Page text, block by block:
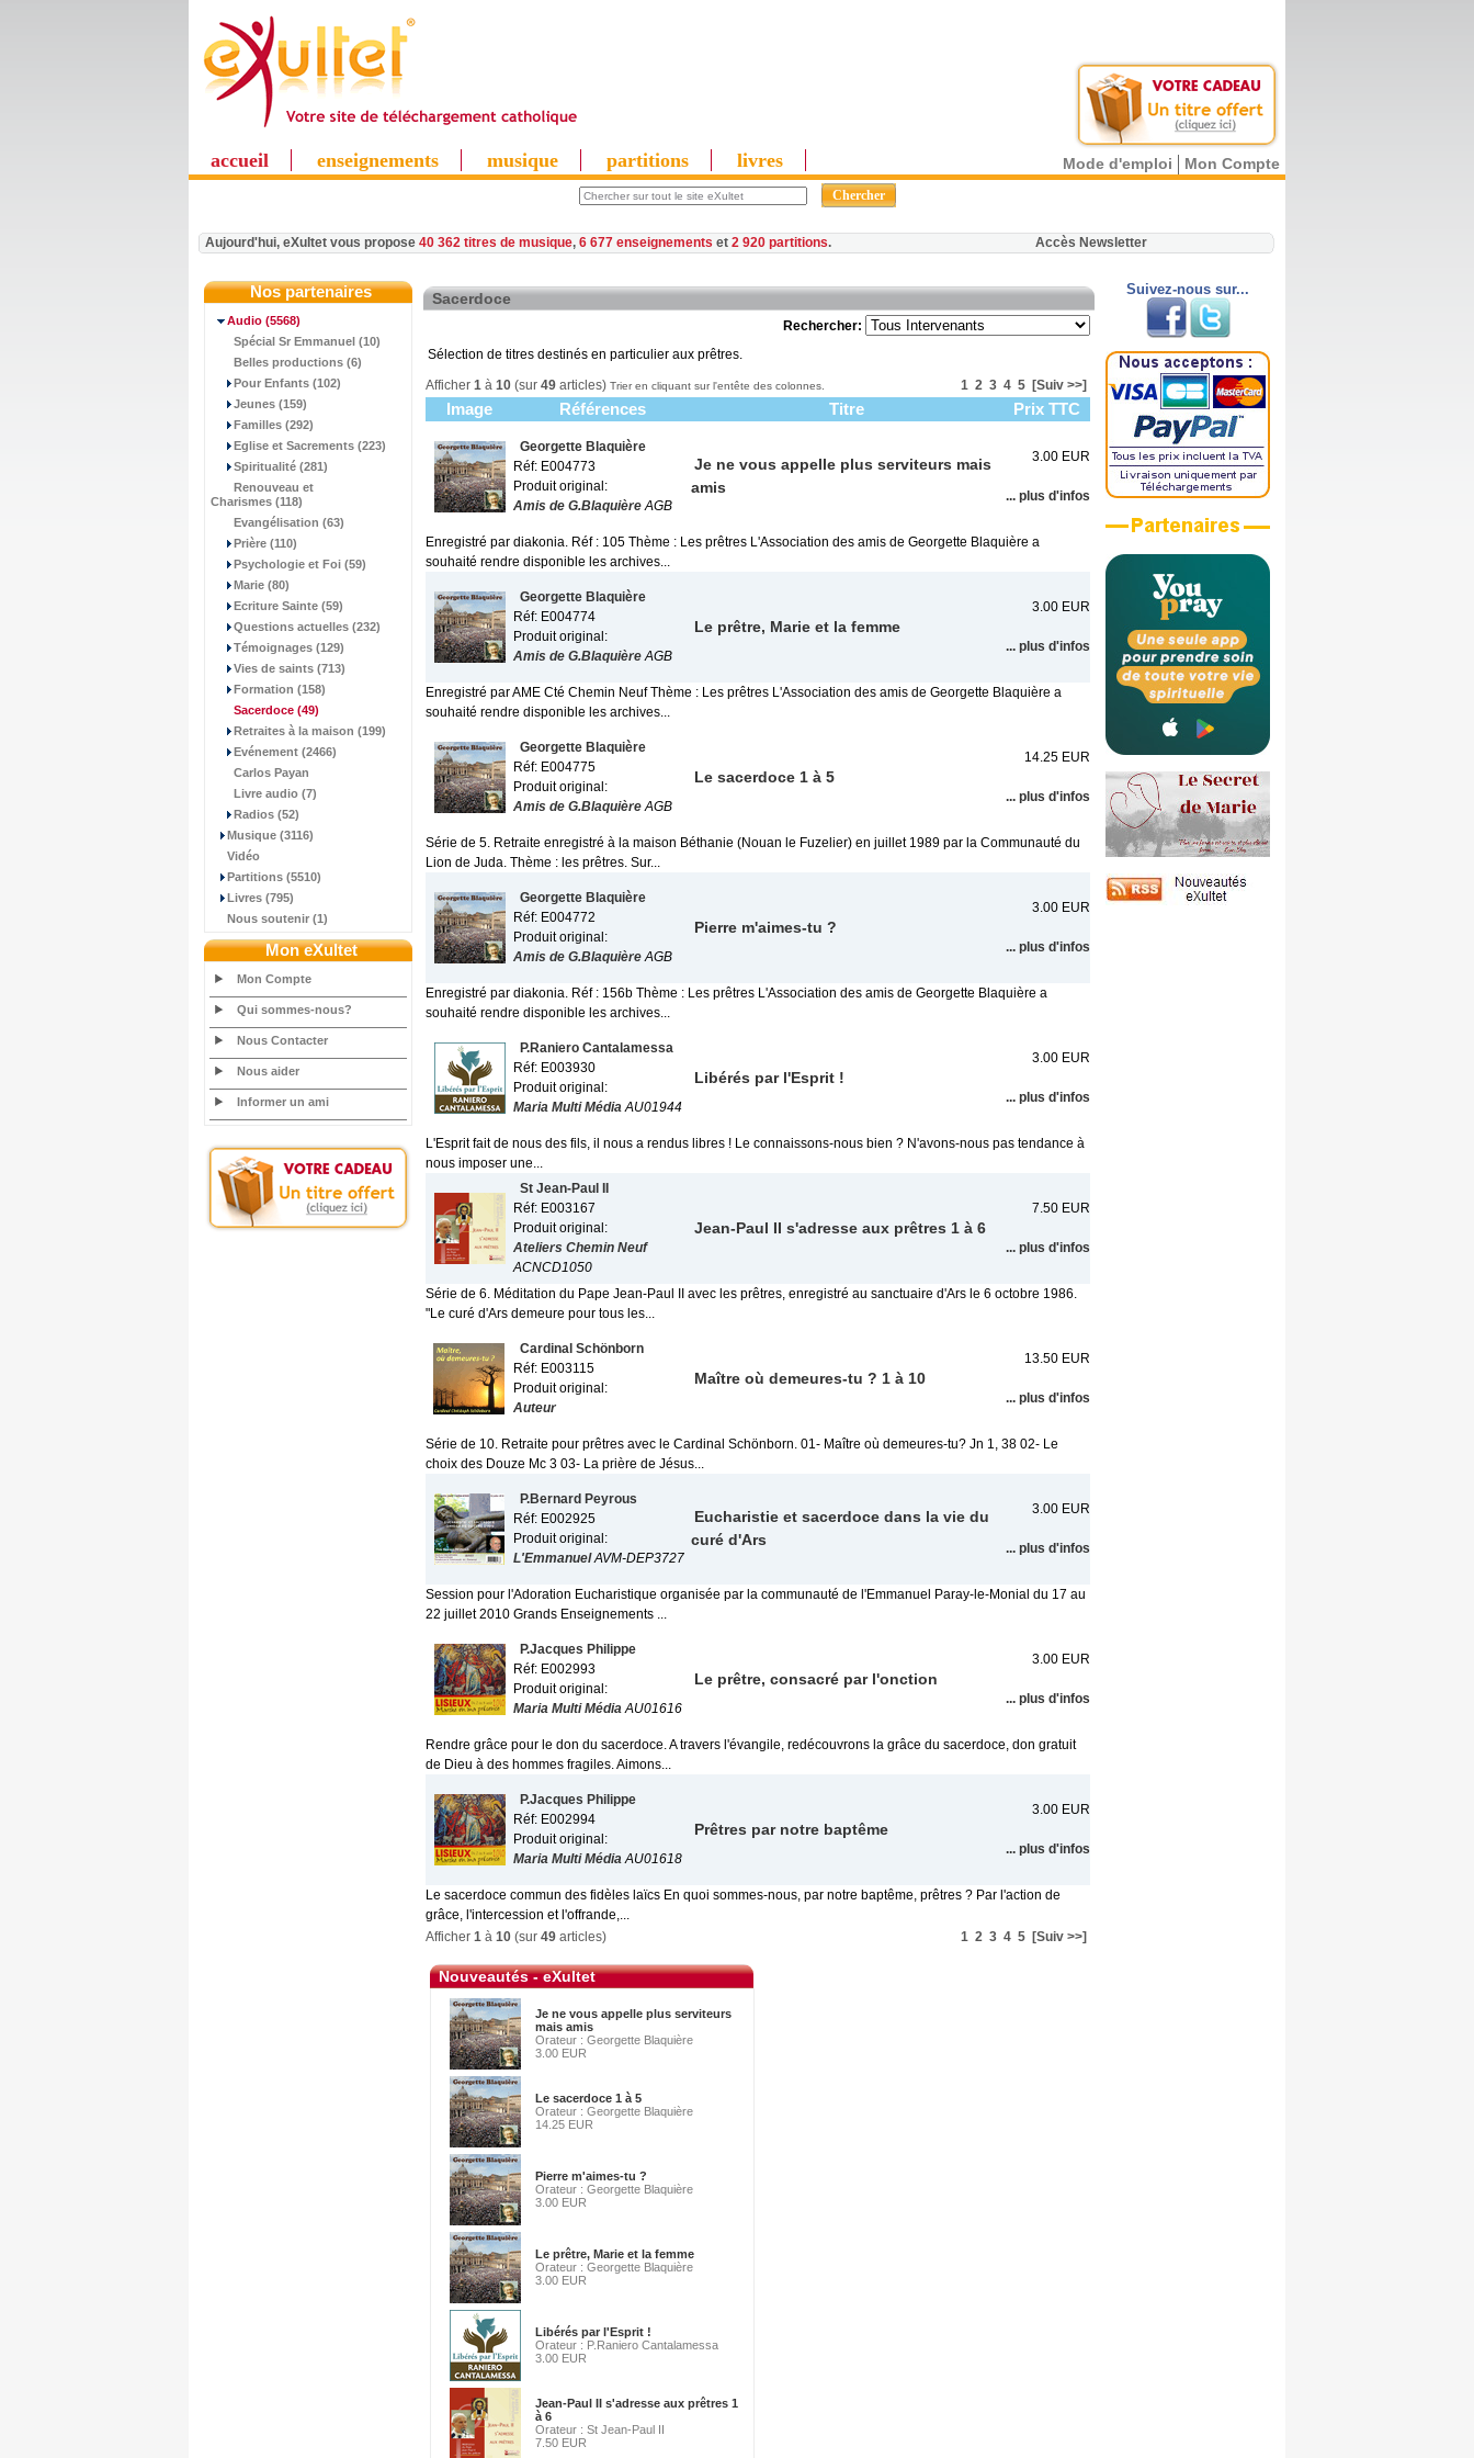
accueil enseignements musique partitions livres Mode d'emploi Mon Compte
Aujourd'hui, eXultet vous propose 40 362 titres de musique, 6 677 enseignements et 2 920 partitions. Accès Newsletter
Nos partenaires
Audio (5568)
Spécial Sr Emmanuel (10)
Belles productions (6)
Pour Enfants (102)
Jeunes (159)
Familles (292)
Eglise et Sacrements (223)
Spiritualité (281)
Renouveau et
Charismes (118)
Evangélisation (63)
Prière (110)
Psychologie et Foi (59)
Marie (80)
Ecriture Sainte (59)
Questions actuelles (232)
Témoignages (129)
Vies de saints (713)
Formation (158)
Sacerdoce (49)
Retraites à la maison (199)
Evénement (2466)
Carlos Payan
Livre audio (7)
Radios (52)
Musique (3116)
Vidéo
Partitions (5510)
Livres (795)
Nous soutenir (1)
Mon eXultet
Mon Compte
Qui sommes-nous?
Nous Contacter
Nous aider
Informer un ami
Sacerdoce
Rechercher:
Sélection de titres destinés en particulier aux prêtres.
Afficher 1 à 10 (sur 49 articles) Trier en cliquant sur l'entête des colonnes. 1 2 3 4 5 [Suiv >>]
Image Références Titre Prix TTC
Georgette Blaquière
Réf: E004773
Produit original:
Amis de G.BlaquièreAGB
Je ne vous appelle plus serviteurs mais
amis
3.00 EUR
... plus d'infos
Enregistré par diakonia. Réf : 105 Thème : Les prêtres L'Association des amis de Georgette Blaquière a
souhaité rendre disponible les archives...
Georgette Blaquière
Réf: E004774
Produit original:
Amis de G.BlaquièreAGB
Le prêtre, Marie et la femme
3.00 EUR
... plus d'infos
Enregistré par AME Cté Chemin Neuf Thème : Les prêtres L'Association des amis de Georgette Blaquière a
souhaité rendre disponible les archives...
Georgette Blaquière
Réf: E004775
Produit original:
Amis de G.BlaquièreAGB
Le sacerdoce 1 à 5
14.25 EUR
... plus d'infos
Série de 5. Retraite enregistré à la maison Béthanie (Nouan le Fuzelier) en juillet 1989 par la Communauté du
Lion de Juda. Thème : les prêtres. Sur...
Georgette Blaquière
Réf: E004772
Produit original:
Amis de G.BlaquièreAGB
Pierre m'aimes-tu ?
3.00 EUR
... plus d'infos
Enregistré par diakonia. Réf : 156b Thème : Les prêtres L'Association des amis de Georgette Blaquière a
souhaité rendre disponible les archives...
P.Raniero Cantalamessa
Réf: E003930
Produit original:
Maria Multi MédiaAU01944
Libérés par l'Esprit !
3.00 EUR
... plus d'infos
L'Esprit fait de nous des fils, il nous a rendus libres ! Le connaissons-nous bien ? N'avons-nous pas tendance à
nous imposer une...
St Jean-Paul II
Réf: E003167
Produit original:
Ateliers Chemin Neuf
ACNCD1050
Jean-Paul II s'adresse aux prêtres 1 à 6
7.50 EUR
... plus d'infos
Série de 6. Méditation du Pape Jean-Paul II avec les prêtres, enregistré au sanctuaire d'Ars le 6 octobre 1986.
"Le curé d'Ars demeure pour tous les...
Cardinal Schönborn
Réf: E003115
Produit original:
Auteur
Maître où demeures-tu ? 1 à 10
13.50 EUR
... plus d'infos
Série de 10. Retraite pour prêtres avec le Cardinal Schönborn. 01- Maître où demeures-tu? Jn 1, 38 02- Le
choix des Douze Mc 3 03- La prière de Jésus...
P.Bernard Peyrous
Réf: E002925
Produit original:
L'EmmanuelAVM-DEP3727
Eucharistie et sacerdoce dans la vie du
curé d'Ars
3.00 EUR
... plus d'infos
Session pour l'Adoration Eucharistique organisée par la communauté de l'Emmanuel Paray-le-Monial du 17 au
22 juillet 2010 Grands Enseignements ...
P.Jacques Philippe
Réf: E002993
Produit original:
Maria Multi MédiaAU01616
Le prêtre, consacré par l'onction
3.00 EUR
... plus d'infos
Rendre grâce pour le don du sacerdoce. A travers l'évangile, redécouvrons la grâce du sacerdoce, don gratuit
de Dieu à des hommes fragiles. Aimons...
P.Jacques Philippe
Réf: E002994
Produit original:
Maria Multi MédiaAU01618
Prêtres par notre baptême
3.00 EUR
... plus d'infos
Le sacerdoce commun des fidèles laïcs En quoi sommes-nous, par notre baptême, prêtres ? Par l'action de
grâce, l'intercession et l'offrande,...
Afficher 1 à 10 (sur 49 articles) 1 2 3 4 5 [Suiv >>]
Nouveautés - eXultet
Je ne vous appelle plus serviteurs
mais amis
Orateur : Georgette Blaquière
3.00 EUR
Le sacerdoce 1 à 5
Orateur : Georgette Blaquière
14.25 EUR
Pierre m'aimes-tu ?
Orateur : Georgette Blaquière
3.00 EUR
Le prêtre, Marie et la femme
Orateur : Georgette Blaquière
3.00 EUR
Libérés par l'Esprit !
Orateur : P.Raniero Cantalamessa
3.00 EUR
Jean-Paul II s'adresse aux prêtres 1
à 6
Orateur : St Jean-Paul II
7.50 EUR
Suivez-nous sur...